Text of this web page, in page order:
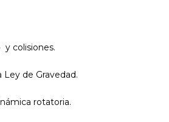
colisiones.
de Gravedad.
rotatoria.